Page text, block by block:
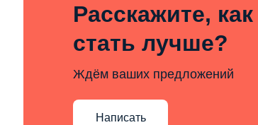
Расскажите,
стать лучше?
Ждём ваших предложений
Написать